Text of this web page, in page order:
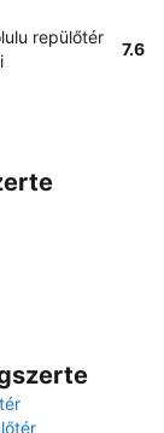
repülőtér
7.6